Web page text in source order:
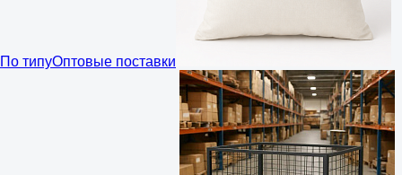
По типуОптовые поставки